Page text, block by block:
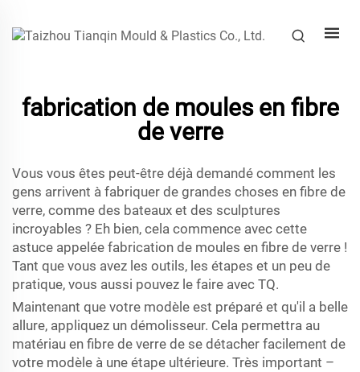
fabrication de moules en fibre
de verre
Vous vous êtes peut-être déjà demandé comment les
gens arrivent à fabriquer de grandes choses en fibre de
verre, comme des bateaux et des sculptures
incroyables ? Eh bien, cela commence avec cette
astuce appelée fabrication de moules en fibre de verre !
Tant que vous avez les outils, les étapes et un peu de
pratique, vous aussi pouvez le faire avec TQ.
Maintenant que votre modèle est préparé et qu'il a belle
allure, appliquez un démolisseur. Cela permettra au
matériau en fibre de verre de se détacher facilement de
votre modèle à une étape ultérieure. Très important –